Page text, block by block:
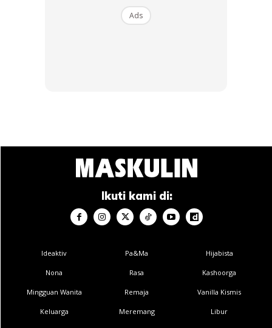
Banyak kajian yang menunjukkan teh hijau sangat
berkhasiat, antaranya hasil kajian yang dijalankan di Jurnal
Antarabangsa Obesiti, Polyphenol mendapati teh hijau
dapat menjaga berat badan dengan lebih stabil dan boleh
meningkatkan metabolisme.
kebanyakan orang dalam program pengurusan badan.
Beberapa kajian membuktikan ekstrak cannatic dan asid
gymnemic dalam teh baik untuk mengurangkan keinginan
anda untuk mengambil makanan manis.
Ads
Ikuti kami di:
Ideaktiv
Nona
Mingguan Wanita
Keluarga
Pa&Ma
Rasa
Remaja
Meremang
Hijabista
Kashoorga
Vanilla Kismis
Libur